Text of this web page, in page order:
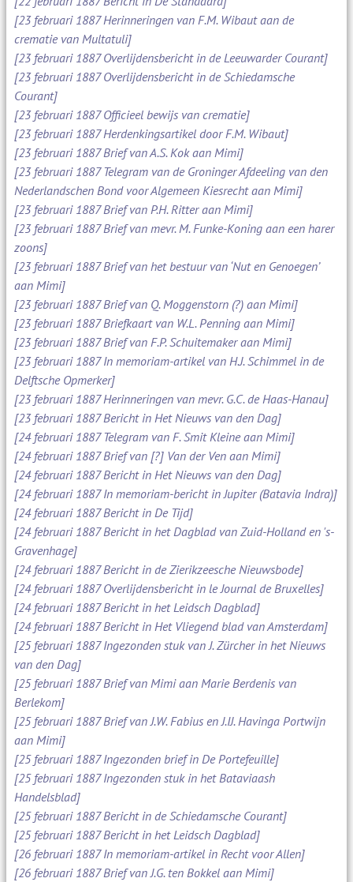
[23 februari 1887 Herinneringen van F.M. Wibaut aan de
crematie van Multatuli]
[23 februari 1887 Overlijdensbericht in de Leeuwarder Courant]
[23 februari 1887 Overlijdensbericht in de Schiedamsche
Courant]
[23 februari 1887 Officieel bewijs van crematie]
[23 februari 1887 Herdenkingsartikel door F.M. Wibaut]
[23 februari 1887 Brief van A.S. Kok aan Mimi]
[23 februari 1887 Telegram van de Groninger Afdeeling van den
Nederlandschen Bond voor Algemeen Kiesrecht aan Mimi]
[23 februari 1887 Brief van P.H. Ritter aan Mimi]
[23 februari 1887 Brief van mevr. M. Funke-Koning aan een harer
zoons]
[23 februari 1887 Brief van het bestuur van ‘Nut en Genoegen’
aan Mimi]
[23 februari 1887 Brief van Q. Moggenstorn (?) aan Mimi]
[23 februari 1887 Briefkaart van W.L. Penning aan Mimi]
[23 februari 1887 Brief van F.P. Schuitemaker aan Mimi]
[23 februari 1887 In memoriam-artikel van H.J. Schimmel in de
Delftsche Opmerker]
[23 februari 1887 Herinneringen van mevr. G.C. de Haas-Hanau]
[23 februari 1887 Bericht in Het Nieuws van den Dag]
[24 februari 1887 Telegram van F. Smit Kleine aan Mimi]
[24 februari 1887 Brief van [?] Van der Ven aan Mimi]
[24 februari 1887 Bericht in Het Nieuws van den Dag]
[24 februari 1887 In memoriam-bericht in Jupiter (Batavia Indra)]
[24 februari 1887 Bericht in De Tijd]
[24 februari 1887 Bericht in het Dagblad van Zuid-Holland en 's-
Gravenhage]
[24 februari 1887 Bericht in de Zierikzeesche Nieuwsbode]
[24 februari 1887 Overlijdensbericht in le Journal de Bruxelles]
[24 februari 1887 Bericht in het Leidsch Dagblad]
[24 februari 1887 Bericht in Het Vliegend blad van Amsterdam]
[25 februari 1887 Ingezonden stuk van J. Zürcher in het Nieuws
van den Dag]
[25 februari 1887 Brief van Mimi aan Marie Berdenis van
Berlekom]
[25 februari 1887 Brief van J.W. Fabius en J.IJ. Havinga Portwijn
aan Mimi]
[25 februari 1887 Ingezonden brief in De Portefeuille]
[25 februari 1887 Ingezonden stuk in het Bataviaash
Handelsblad]
[25 februari 1887 Bericht in de Schiedamsche Courant]
[25 februari 1887 Bericht in het Leidsch Dagblad]
[26 februari 1887 In memoriam-artikel in Recht voor Allen]
[26 februari 1887 Brief van J.G. ten Bokkel aan Mimi]